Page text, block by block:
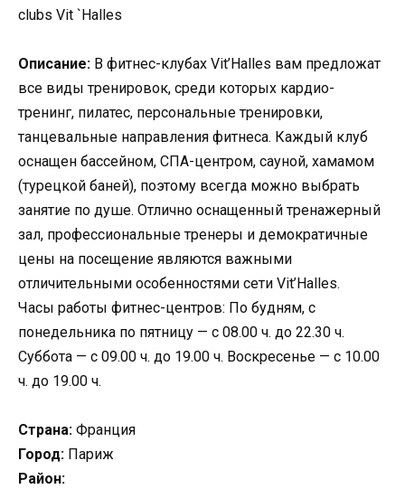
clubs Vit `Halles
Описание: В фитнес-клубах Vit’Halles вам предложат
все виды тренировок, среди которых кардио-
тренинг, пилатес, персональные тренировки,
танцевальные направления фитнеса. Каждый клуб
оснащен бассейном, СПА-центром, сауной, хамамом
(турецкой баней), поэтому всегда можно выбрать
занятие по душе. Отлично оснащенный тренажерный
зал, профессиональные тренеры и демократичные
цены на посещение являются важными
отличительными особенностями сети Vit’Halles.
Часы работы фитнес-центров: По будням, с
понедельника по пятницу — с 08.00 ч. до 22.30 ч.
Суббота — с 09.00 ч. до 19.00 ч. Воскресенье — с 10.00
ч. до 19.00 ч.
Страна: Франция
Город: Париж
Район: